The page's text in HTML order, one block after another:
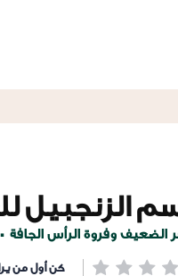
الزنجبيل
الضعيف وفروة الرأس الجافة
كن أول من